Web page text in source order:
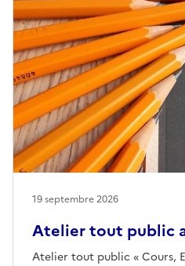
Atelier tout public
Atelier tout public « Cours,
19 septembre 2026